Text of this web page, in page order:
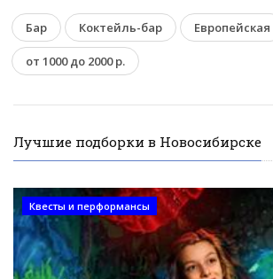
Бар Коктейль-бар Европейская
от 1000 до 2000 р.
Лучшие подборки в Новосибирске
Квесты и перформансы